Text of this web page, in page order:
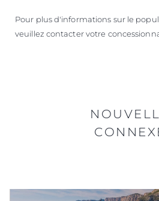
Pour plus d'informations sur le
veuillez contacter votre